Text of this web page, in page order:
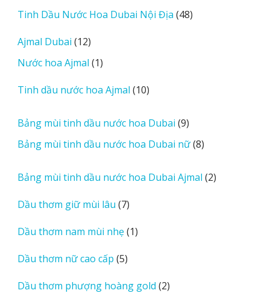
d
v
e
s
Tinh Dầu Nước Hoa Dubai Nội Địa 4848
Ajmal Dubai 1212
sản
phẩm
Nước hoa Ajmal 11
phẩm
Tinh dầu nước hoa Ajmal 1010
phẩm
Bảng mùi tinh dầu nước hoa Dubai 99
sản
phẩm
Bảng mùi tinh dầu nước hoa Dubai nữ 88
phẩm
Bảng mùi tinh dầu nước hoa Dubai Ajmal 22
Dầu thơm giữ mùi lâu 77
phẩm
Dầu thơm nam mùi nhẹ 11
Dầu thơm nữ cao cấp 55
phẩm
Dầu thơm phượng hoàng gold 22